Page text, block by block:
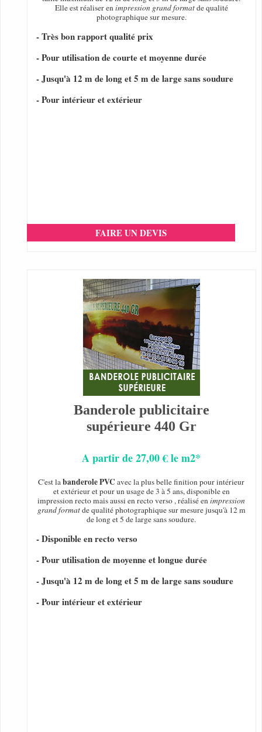
Elle est réaliser enimpression grand formatde qualité
photographique sur mesure.
- Très bon rapport qualité prix
- Pour utilisation de courte et moyenne durée
- Jusqu'à 12 m de long et 5 m de large sans soudure
- Pour intérieur et extérieur
FAIRE UN DEVIS
Banderole publicitaire
supérieure 440 Gr
A partir de 27,00 € le m2*
C'est labanderole PVC avec la plus belle finition pour intérieur
et extérieur et pour un usage de 3 à 5 ans, disponible en
impression recto mais aussi en recto verso , réalisé enimpression
grand formatde qualité photographique sur mesure jusqu'à 12 m
de long et 5 de large sans soudure.
- Disponible en recto verso
- Pour utilisation de moyenne et longue durée
- Jusqu'à 12 m de long et 5 m de large sans soudure
- Pour intérieur et extérieur